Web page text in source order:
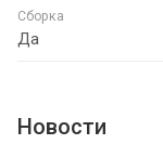
Сборка
Да
Новости